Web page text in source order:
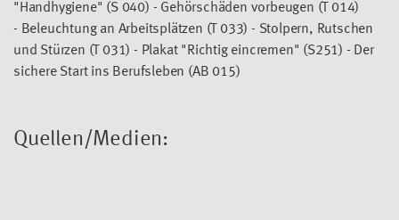
"Handhygiene" (S 040) - Gehörschäden vorbeugen (T 014)
- Beleuchtung an Arbeitsplätzen (T 033) - Stolpern, Rutschen
und Stürzen (T 031) - Plakat "Richtig eincremen" (S251) - Der
sichere Start ins Berufsleben (AB 015)
Quellen/Medien: